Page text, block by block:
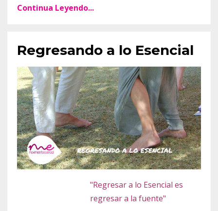
Continua Leyendo...
Regresando a lo Esencial
"Regresar a lo Esencial es
regresar a la fuente"